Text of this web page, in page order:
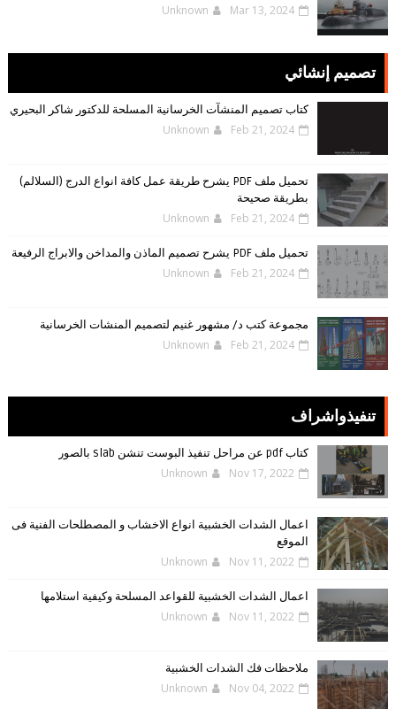
Unknown Mar 13, 2024
تصميم إنشائي
كتاب تصميم المنشآت الخرسانية المسلحة للدكتور شاكر البحيري
Unknown Feb 21, 2024
تحميل ملف PDF يشرح طريقة عمل كافة انواع الدرج (السلالم)
بطريقة صحيحة
Unknown Feb 21, 2024
تحميل ملف PDF يشرح تصميم الماذن والمداخن والابراج الرفيعة
Unknown Feb 21, 2024
مجموعة كتب د/ مشهور غنيم لتصميم المنشات الخرسانية
Unknown Feb 21, 2024
تنفيذواشراف
كتاب pdf عن مراحل تنفيذ البوست تنشن slab بالصور
Unknown Nov 17, 2022
اعمال الشدات الخشبية انواع الاخشاب و المصطلحات الفنية فى
الموقع
Unknown Nov 11, 2022
اعمال الشدات الخشبية للقواعد المسلحة وكيفية استلامها
Unknown Nov 11, 2022
ملاحظات فك الشدات الخشبية
Unknown Nov 04, 2022